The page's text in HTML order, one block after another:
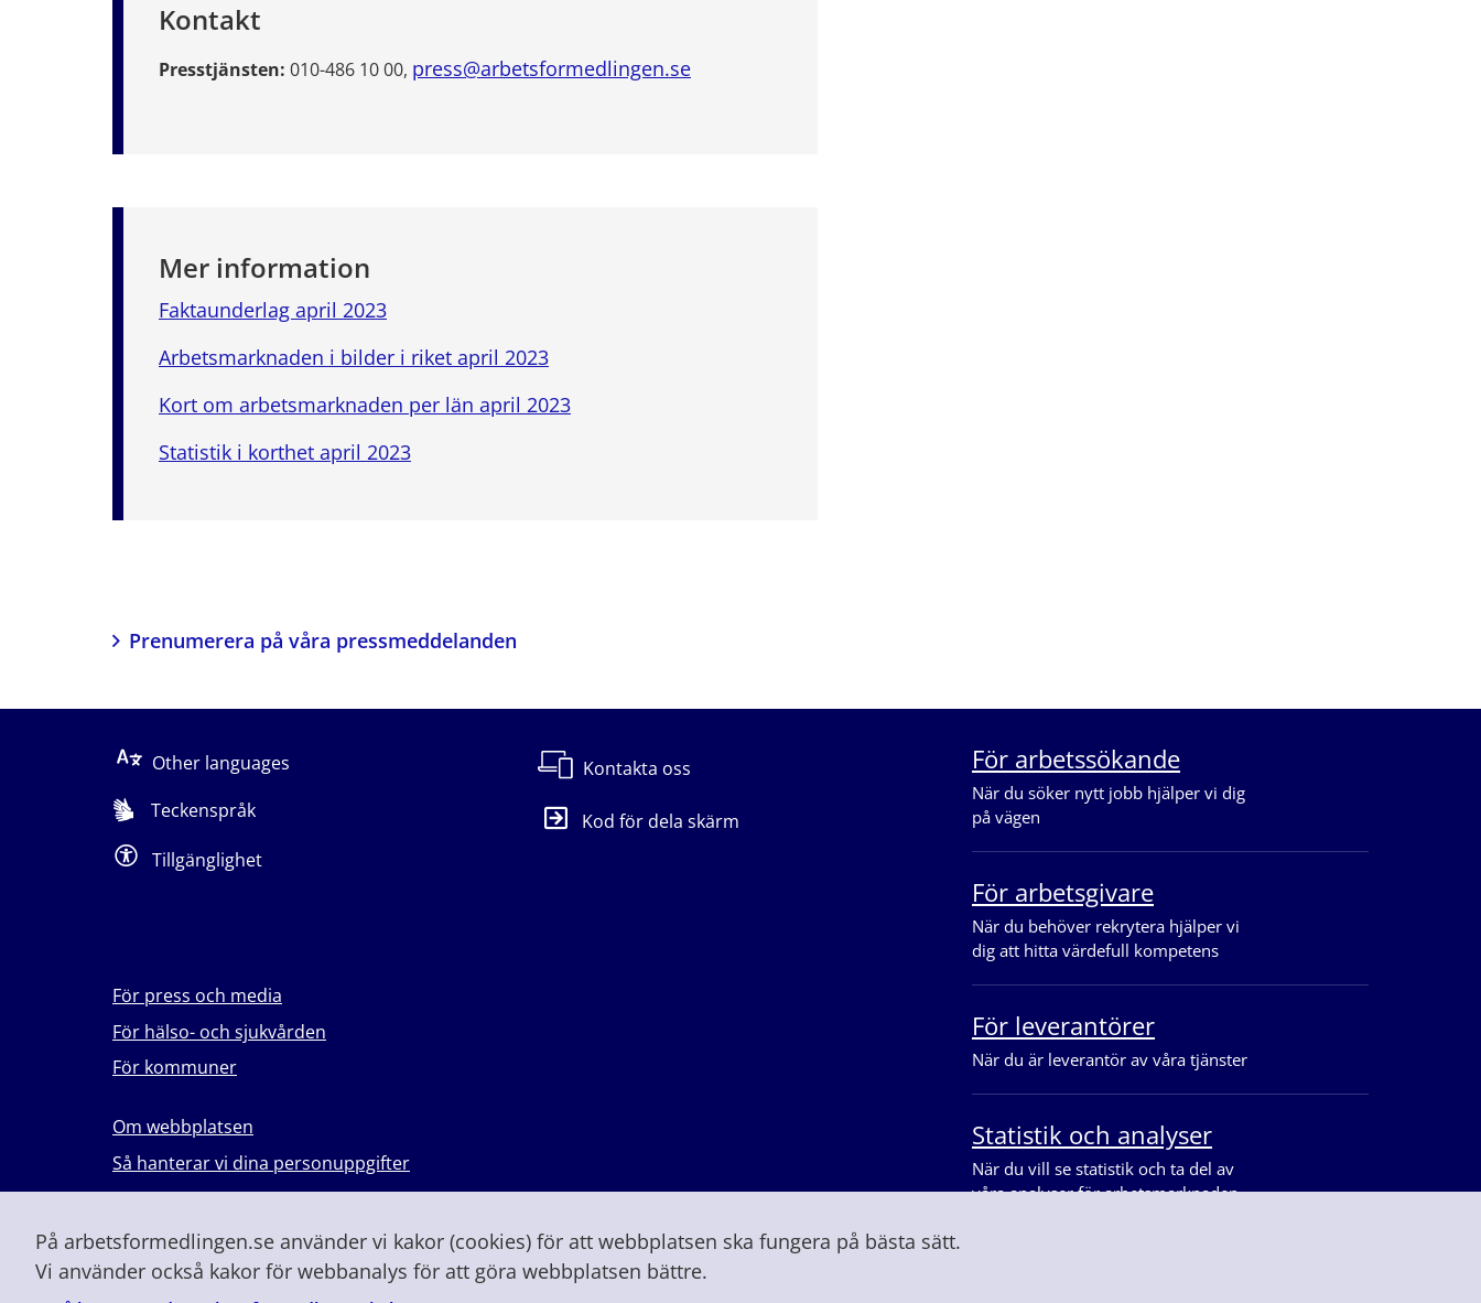
På arbetsformedlingen.se använder vi kakor (cookies) för att webbplatsen ska fungera på bästa sätt.
Vi använder också kakor för webbanalys för att göra webbplatsen bättre.
Kontakt
Presstjänsten: 010-486 10 00, press@arbetsformedlingen.se
Mer information
Faktaunderlag april 2023
Arbetsmarknaden i bilder i riket april 2023
Kort om arbetsmarknaden per län april 2023
Statistik i korthet april 2023
Prenumerera på våra pressmeddelanden
Other languages
Teckenspråk
Tillgänglighet
Kontakta oss
Kod för dela skärm
För press och media
För hälso- och sjukvården
För kommuner
Om webbplatsen
Så hanterar vi dina personuppgifter
Lever du med våld i en nära relation?
Vid höjd beredskap och krig
För arbetssökande
När du söker nytt jobb hjälper vi dig
på vägen
För arbetsgivare
När du behöver rekrytera hjälper vi
dig att hitta värdefull kompetens
För leverantörer
När du är leverantör av våra tjänster
Statistik och analyser
När du vill se statistik och ta del av
våra analyser för arbetsmarknaden